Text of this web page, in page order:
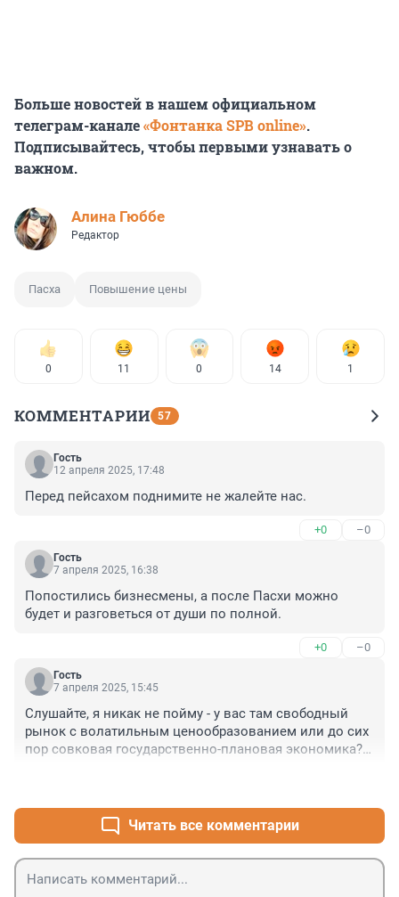
Больше новостей в нашем официальном
телеграм-канале«Фонтанка SPB online».
Подписывайтесь, чтобы первыми узнавать о
важном.
Алина Гюббе
Редактор
Пасха Повышение цены
0 11 0 14 1
КОММЕНТАРИИ 57
Гость
12 апреля 2025, 17:48
Перед пейсахом поднимите не жалейте нас.
+0 –0
Гость
7 апреля 2025, 16:38
Попостились бизнесмены, а после Пасхи можно
будет и разговеться от души по полной.
+0 –0
Гость
7 апреля 2025, 15:45
Слушайте, я никак не пойму - у вас там свободный
рынок с волатильным ценообразованием или до сих
пор совковая государственно-плановая экономика?
Читать все комментарии